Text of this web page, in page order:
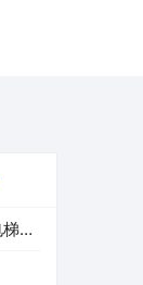
，